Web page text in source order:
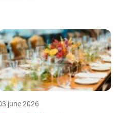
june 2026